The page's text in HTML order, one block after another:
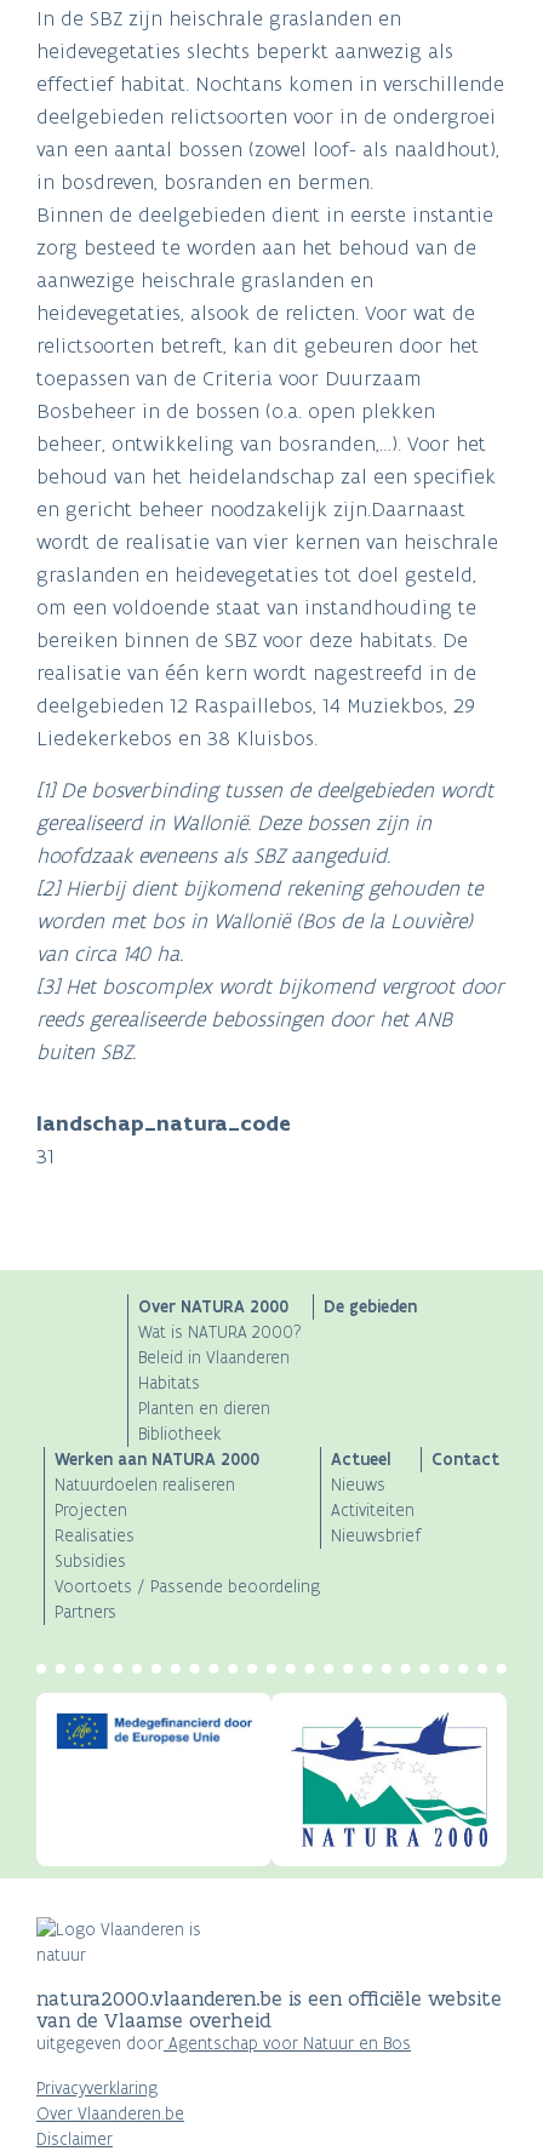
In de SBZ zijn heischrale graslanden en
heidevegetaties slechts beperkt aanwezig als
effectief habitat. Nochtans komen in verschillende
deelgebieden relictsoorten voor in de ondergroei
van een aantal bossen (zowel loof- als naaldhout),
in bosdreven, bosranden en bermen.
Binnen de deelgebieden dient in eerste instantie
zorg besteed te worden aan het behoud van de
aanwezige heischrale graslanden en
heidevegetaties, alsook de relicten. Voor wat de
relictsoorten betreft, kan dit gebeuren door het
toepassen van de Criteria voor Duurzaam
Bosbeheer in de bossen (o.a. open plekken
beheer, ontwikkeling van bosranden,…). Voor het
behoud van het heidelandschap zal een specifiek
en gericht beheer noodzakelijk zijn.Daarnaast
wordt de realisatie van vier kernen van heischrale
graslanden en heidevegetaties tot doel gesteld,
om een voldoende staat van instandhouding te
bereiken binnen de SBZ voor deze habitats. De
realisatie van één kern wordt nagestreefd in de
deelgebieden 12 Raspaillebos, 14 Muziekbos, 29
Liedekerkebos en 38 Kluisbos.
[1] De bosverbinding tussen de deelgebieden wordt
gerealiseerd in Wallonië. Deze bossen zijn in
hoofdzaak eveneens als SBZ aangeduid.
[2] Hierbij dient bijkomend rekening gehouden te
worden met bos in Wallonië (Bos de la Louvière)
van circa 140 ha.
[3] Het boscomplex wordt bijkomend vergroot door
reeds gerealiseerde bebossingen door het ANB
buiten SBZ.
landschap_natura_code
31
navigation
Over NATURA 2000
Wat is NATURA 2000?
Beleid in Vlaanderen
Habitats
Planten en dieren
Bibliotheek
De gebieden
Werken aan NATURA 2000
Natuurdoelen realiseren
Projecten
Realisaties
Subsidies
Voortoets / Passende beoordeling
Partners
Actueel
Nieuws
Activiteiten
Nieuwsbrief
Contact
natura2000.vlaanderen.be is een officiële website
van de Vlaamse overheid
uitgegeven door Agentschap voor Natuur en Bos
Privacyverklaring
Over Vlaanderen.be
Disclaimer